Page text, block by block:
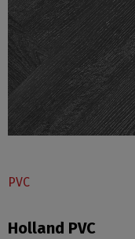
PVC
Holland PVC